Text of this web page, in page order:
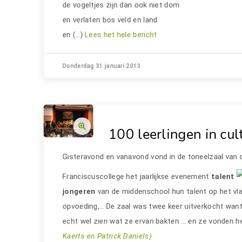
de vogeltjes zijn dan ook niet dom
en verlaten bos veld en land
en (…)Lees het hele bericht
Donderdag 31 januari 2013
100 leerlingen in
Gisteravond en vanavond vond in de toneelzaal
Franciscuscollege het jaarlijkse evenement talent
jongeren van de middenschool hun talent op het
opvoeding,… De zaal was twee keer uitverkocht
echt wel zien wat ze ervan bakten ... en ze vonden
Kaerts en Patrick Daniels)